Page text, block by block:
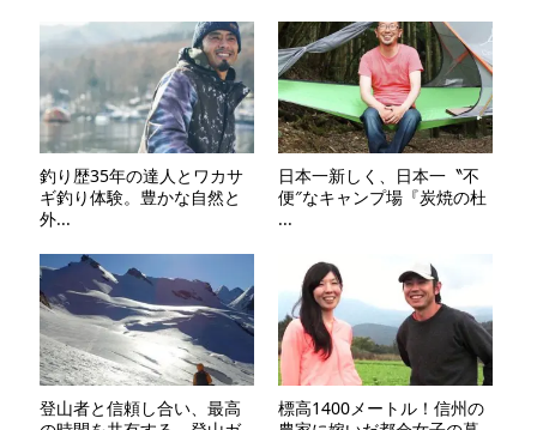
釣り歴35年の達人とワカサ
ギ釣り体験。豊かな自然と
外...
日本一新しく、日本一〝不
便″なキャンプ場『炭焼の杜
...
登山者と信頼し合い、最高
標高1400メートル！信州の